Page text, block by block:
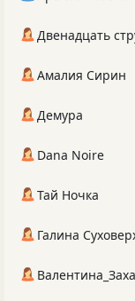
Двенадцать
Амалия Сирин
Демура
Dana Noire
Тай Ночка
Галина